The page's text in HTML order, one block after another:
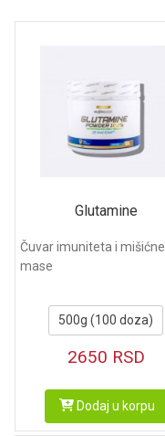
Glutamine
Čuvar imuniteta i mišićne
mase
500g (100 doza)
2650 RSD
Dodaj u korpu